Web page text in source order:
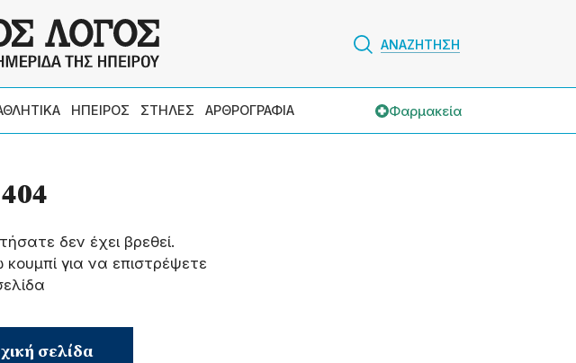
ΑΝΑΖΗΤΗΣΗ
ΗΠΕΙΡΟΣ ΣΤΗΛΕΣ ΑΡΘΡΟΓΡΑΦΙΑ Φαρμακεία
δεν έχει βρεθεί.
για να επιστρέψετε
σελίδα